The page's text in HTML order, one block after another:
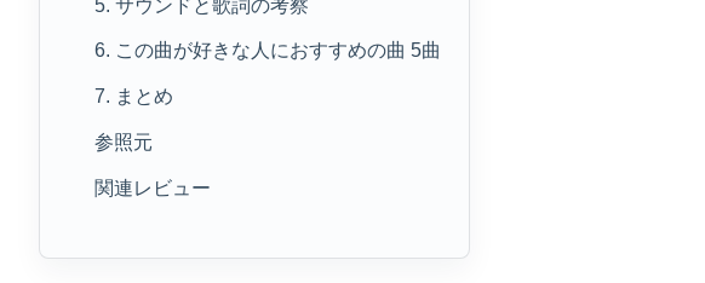
5. サウンドと歌詞の考察
6. この曲が好きな人におすすめの曲 5曲
7. まとめ
参照元
関連レビュー